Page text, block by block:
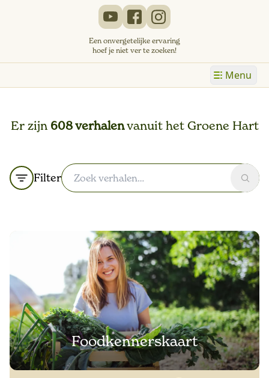
Een onvergetelijke ervaring
hoef je niet ver te zoeken!
Menu
Er zijn 608 verhalenvanuit het Groene Hart
Filter
Foodkennerskaart